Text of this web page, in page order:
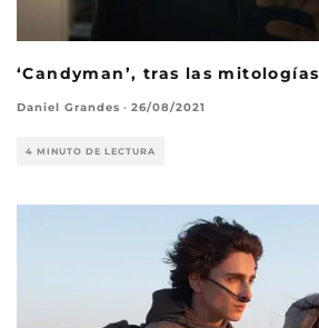
‘Candyman’, tras las mitologías
Daniel Grandes · 26/08/2021
4 MINUTO DE LECTURA